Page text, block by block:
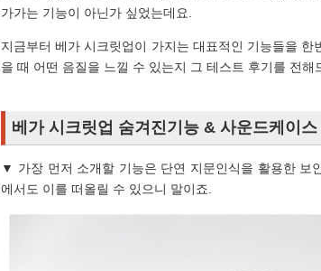
가가는 기능이 아닌가 싶었는데요.
지금부터 베가 시크릿업이 가지는 대표적인 기능들을
을 때 어떤 음질을 느낄 수 있는지 그 테스트 후기를 전해
베가 시크릿업 숨겨진기능 & 사운드케이스
▼ 가장 먼저 소개할 기능은 단연 지문인식을 활용한 보
에서도 이를 떠올릴 수 있으니 말이죠.